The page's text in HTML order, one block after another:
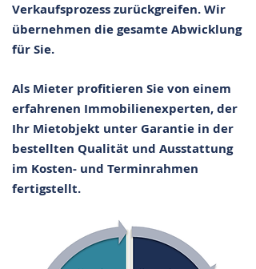
Verkaufsprozess zurückgreifen. Wir
übernehmen die gesamte Abwicklung
für Sie.
Als Mieter profitieren Sie von einem
erfahrenen Immobilienexperten, der
Ihr Mietobjekt unter Garantie in der
bestellten Qualität und Ausstattung
im Kosten- und Terminrahmen
fertigstellt.